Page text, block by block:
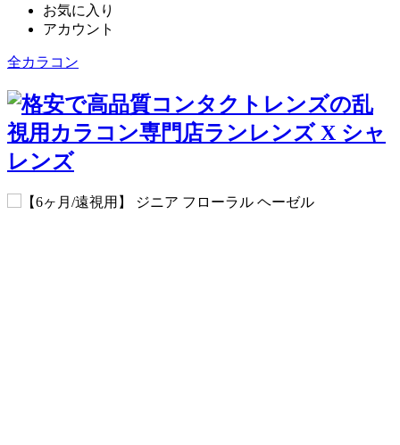
お気に入り
アカウント
全カラコン